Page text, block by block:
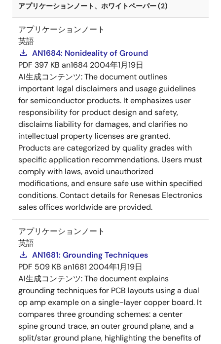
アプリケーションノート、ホワイトペーパー (2)
アプリケーションノート
英語
AN1684: Nonideality of Ground
PDF 397 KB an1684 2004年1月19日
AI生成コンテンツ:The document outlines
important legal disclaimers and usage guidelines
for semiconductor products. It emphasizes user
responsibility for product design and safety,
disclaims liability for damages, and clarifies no
intellectual property licenses are granted.
Products are categorized by quality grades with
specific application recommendations. Users must
comply with laws, avoid unauthorized
modifications, and ensure safe use within specified
conditions. Contact details for Renesas Electronics
sales offices worldwide are provided.
アプリケーションノート
英語
AN1681: Grounding Techniques
PDF 509 KB an1681 2004年1月19日
AI生成コンテンツ:The document explains
grounding techniques for PCB layouts using a dual
op amp example on a single-layer copper board. It
compares three grounding schemes: a center
spine ground trace, an outer ground plane, and a
split/star ground plane, highlighting the benefits of